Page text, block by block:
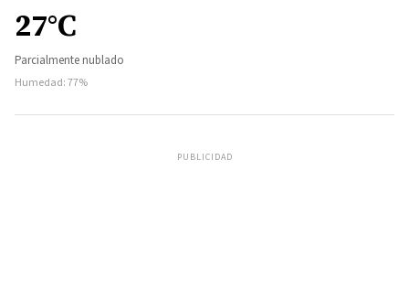
27°C
Parcialmente nublado
Humedad: 77%
PUBLICIDAD